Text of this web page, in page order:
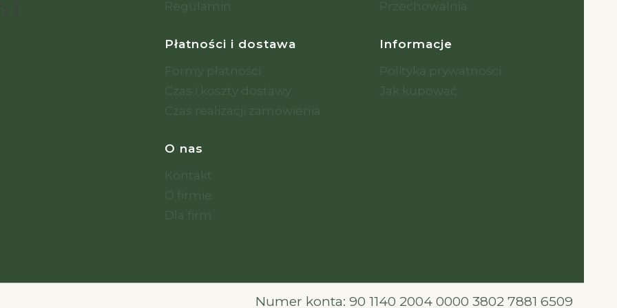
Regulamin
Przechowalnia
Płatności i dostawa
Formy płatności
Czas i koszty dostawy
Czas realizacji zamówienia
Informacje
Polityka prywatności
Jak kupować
O nas
Kontakt
O firmie
Dla firm
Numer konta: 90 1140 2004 0000 3802 7881 6509